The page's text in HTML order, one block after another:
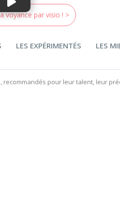
voyance par visio ! >
LES EXPÉRIMENTÉS LES
pour leur talent, leur